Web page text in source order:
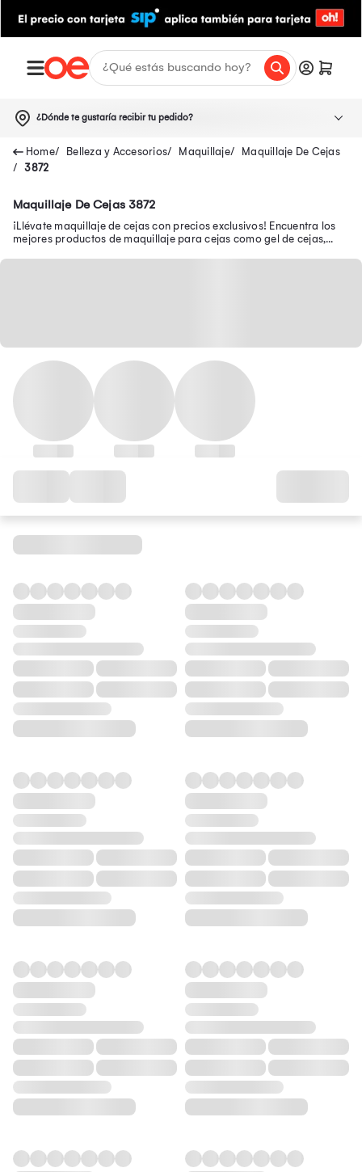
¿Dónde te gustaría recibir tu pedido?
Belleza y Accesorios Maquillaje
Maquillaje De Cejas
3872
Maquillaje De Cejas 3872
¡Llévate maquillaje de cejas con precios exclusivos! Encuentra los
mejores productos de maquillaje para cejas como gel de cejas,